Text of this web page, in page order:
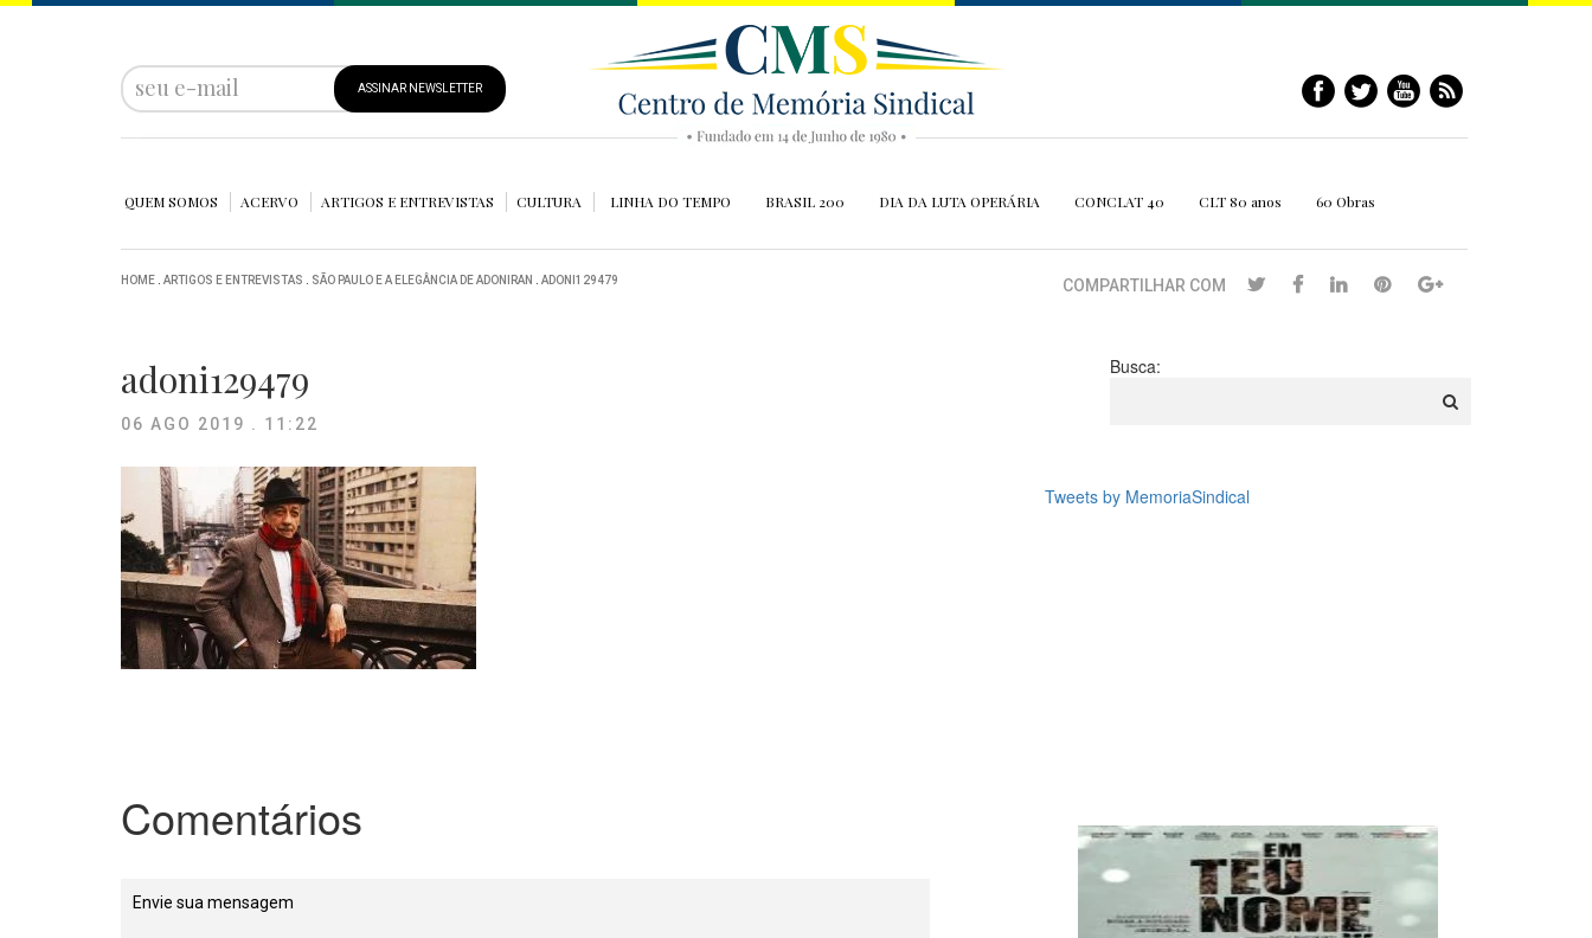
ASSINAR NEWSLETTER
QUEM SOMOS ACERVO ARTIGOS E ENTREVISTAS CULTURA LINHA DO TEMPO BRASIL 200 DIA DA LUTA OPERÁRIA CONCLAT 40 CLT 80 anos 60 Obras
HOME ARTIGOS E ENTREVISTAS SÃO PAULO E A ELEGÂNCIA DE ADONIRAN ADONI129479 COMPARTILHAR COM
adoni129479
06 AGO 2019 . 11:22
Comentários
Busca:
Tweets by MemoriaSindical